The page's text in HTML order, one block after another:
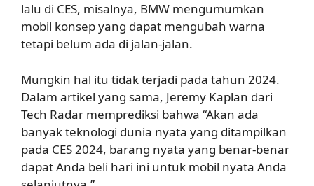
lalu di CES, misalnya, BMW mengumumkan
mobil konsep yang dapat mengubah warna
tetapi belum ada di jalan-jalan.
Mungkin hal itu tidak terjadi pada tahun 2024.
Dalam artikel yang sama, Jeremy Kaplan dari
Tech Radar memprediksi bahwa “Akan ada
banyak teknologi dunia nyata yang ditampilkan
pada CES 2024, barang nyata yang benar-benar
dapat Anda beli hari ini untuk mobil nyata Anda